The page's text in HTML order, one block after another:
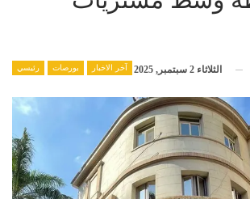
آخر الاخبار بورصات رئيسي الثلاثاء 2 سبتمبر, 2025